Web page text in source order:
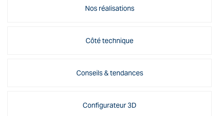
Nos réalisations
Côté technique
Conseils & tendances
Configurateur 3D